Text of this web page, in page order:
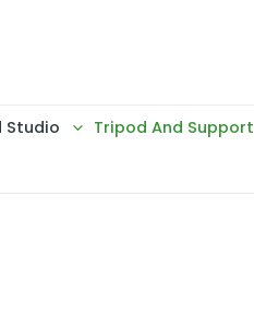
Tripod And Support
Studio